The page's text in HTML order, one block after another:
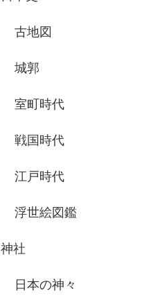
古地図
城郭
室町時代
戦国時代
江戸時代
浮世絵図鑑
神社
日本の神々